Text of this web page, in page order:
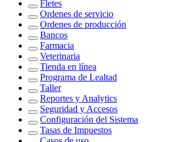
Fletes
Ordenes de servicio
Ordenes de producción
Bancos
Farmacia
Veterinaria
Tienda en línea
Programa de Lealtad
Taller
Reportes y Analytics
Seguridad y Accesos
Configuración del Sistema
Tasas de Impuestos